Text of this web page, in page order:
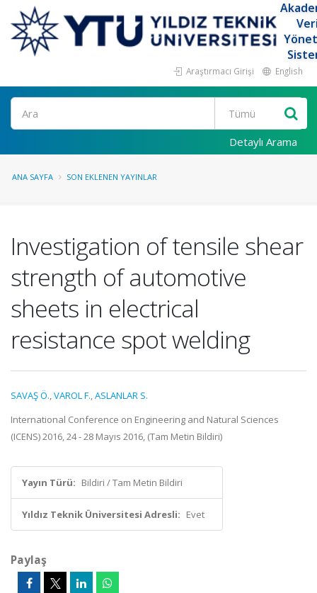
Araştırmacı Girişi English
Ara
Detaylı Arama
ANA SAYFA SON EKLENEN YAYINLAR
Investigation of tensile shear
strength of automotive
sheets in electrical
resistance spot welding
SAVAŞ Ö.,VAROL F.,ASLANLAR S.
International Conference on Engineering and Natural Sciences
(ICENS) 2016, 24 - 28 Mayıs 2016, (Tam Metin Bildiri)
Yayın Türü: Bildiri / Tam Metin Bildiri
Yıldız Teknik Üniversitesi Adresli: Evet
Paylaş